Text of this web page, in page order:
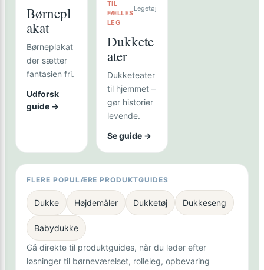
Børnepl
akat
Børneplakat
der sætter
fantasien fri.
Udforsk
guide →
TIL
FÆLLES
LEG
Legetøj
Dukkete
ater
Dukketeater
til hjemmet –
gør historier
levende.
Se guide →
FLERE POPULÆRE PRODUKTGUIDES
Dukke Højdemåler Dukketøj Dukkeseng
Babydukke
Gå direkte til produktguides, når du leder efter
løsninger til børneværelset, rolleleg, opbevaring